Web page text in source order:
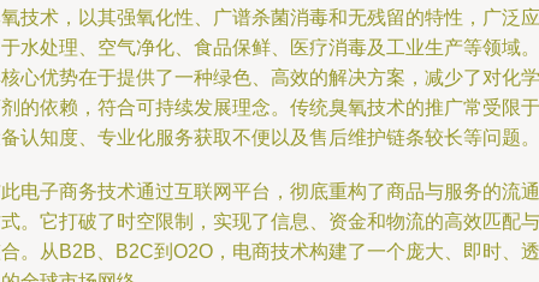
技术，以其强氧化性、广谱杀菌消毒和无残留的特性，广泛应
水处理、空气净化、食品保鲜、医疗消毒及工业生产等领域。
心优势在于提供了一种绿色、高效的解决方案，减少了对化学
的依赖，符合可持续发展理念。传统臭氧技术的推广常受限于
认知度、专业化服务获取不便以及售后维护链条较长等问题。
电子商务技术通过互联网平台，彻底重构了商品与服务的流通
。它打破了时空限制，实现了信息、资金和物流的高效匹配与
。从B2B、B2C到O2O，电商技术构建了一个庞大、即时、透